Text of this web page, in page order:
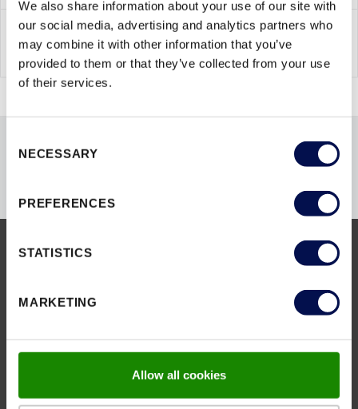
We also share information about your use of our site with
our social media, advertising and analytics partners who
may combine it with other information that you’ve
provided to them or that they’ve collected from your use
of their services.
Selection
NECESSARY
PREFERENCES
STATISTICS
MARKETING
Allow all cookies
ZAKRES WYMIARÓW /
STANDARDOWE WYMIARY OTWORU
Tutaj znajdziesz wszystkie ważne
dokumenty